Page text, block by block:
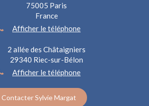
75005 Paris
France
Afficher le téléphone
2 allée des Châtaigniers
29340 Riec-sur-Bélon
Afficher le téléphone
Contacter Sylvie Margat